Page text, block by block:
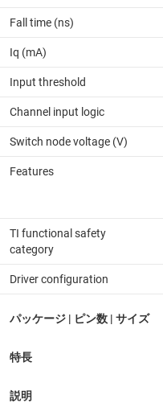
Fall time (ns)
Iq (mA)
Input threshold
Channel input logic
Switch node voltage (V)
Features
TI functional safety
category
Driver configuration